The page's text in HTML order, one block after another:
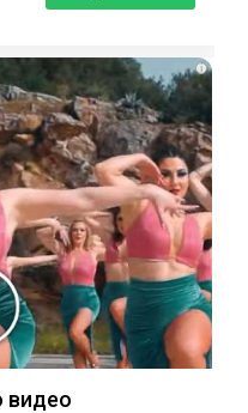
i
видео